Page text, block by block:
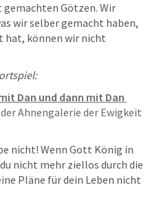
Götzen. Wir
wir selber gemacht haben,
hat, können wir nicht
Dan und dann mit Dan
Ahnengalerie der Ewigkeit
nicht! Wenn Gott König in
nicht mehr ziellos durch die
Pläne für dein Leben nicht